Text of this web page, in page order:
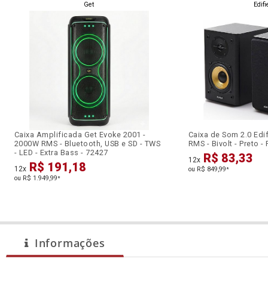
Get
Caixa Amplificada Get Evoke 2001 -
2000W RMS - Bluetooth, USB e SD - TWS
- LED - Extra Bass - 72427
12xR$ 191,18
ou R$ 1.949,99*
Caixa de Som 2.0
RMS - Bivolt - Preto -
12xR$ 83,33
ou R$ 849,99*
Informações